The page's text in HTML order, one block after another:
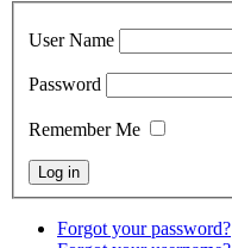
User Name
Password
Remember Me
Forgot your password?